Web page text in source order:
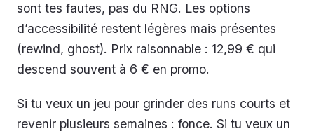
sont tes fautes, pas du RNG. Les options
d’accessibilité restent légères mais présentes
(rewind, ghost). Prix raisonnable : 12,99 € qui
descend souvent à 6 € en promo.
Si tu veux un jeu pour grinder des runs courts et
revenir plusieurs semaines : fonce. Si tu veux un